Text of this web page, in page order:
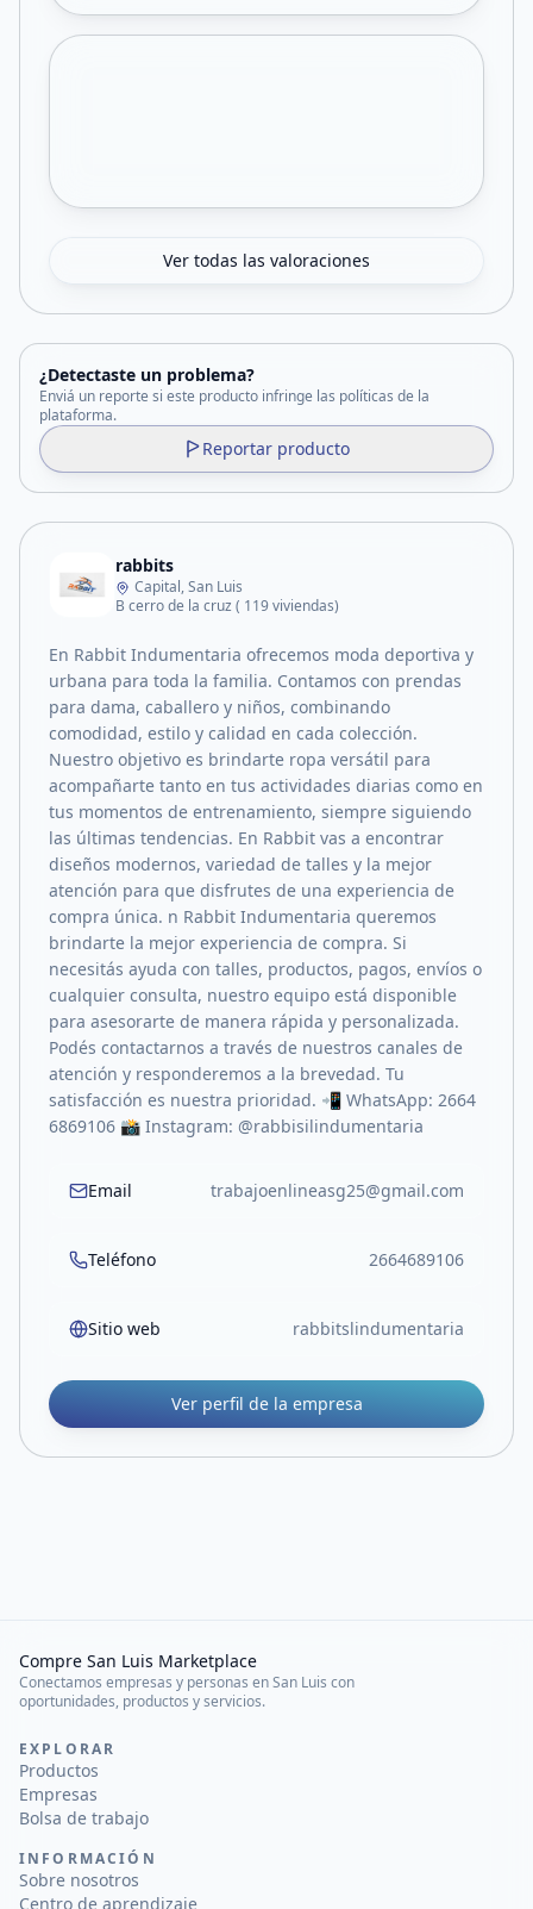
Ver todas las valoraciones
¿Detectaste un problema?
Enviá un reporte si este producto infringe las políticas de la
plataforma.
Reportar producto
rabbits
Capital, San Luis
B cerro de la cruz ( 119 viviendas)
En Rabbit Indumentaria ofrecemos moda deportiva y
urbana para toda la familia. Contamos con prendas
para dama, caballero y niños, combinando
comodidad, estilo y calidad en cada colección.
Nuestro objetivo es brindarte ropa versátil para
acompañarte tanto en tus actividades diarias como en
tus momentos de entrenamiento, siempre siguiendo
las últimas tendencias. En Rabbit vas a encontrar
diseños modernos, variedad de talles y la mejor
atención para que disfrutes de una experiencia de
compra única. n Rabbit Indumentaria queremos
brindarte la mejor experiencia de compra. Si
necesitás ayuda con talles, productos, pagos, envíos o
cualquier consulta, nuestro equipo está disponible
para asesorarte de manera rápida y personalizada.
Podés contactarnos a través de nuestros canales de
atención y responderemos a la brevedad. Tu
satisfacción es nuestra prioridad. 📲 WhatsApp: 2664
6869106 📸 Instagram: @rabbisilindumentaria
Email trabajoenlineasg25@gmail.com
Teléfono 2664689106
Sitio web rabbitslindumentaria
Ver perfil de la empresa
Compre San Luis Marketplace
Conectamos empresas y personas en San Luis con
oportunidades, productos y servicios.
EXPLORAR
Productos
Empresas
Bolsa de trabajo
INFORMACIÓN
Sobre nosotros
Centro de aprendizaje